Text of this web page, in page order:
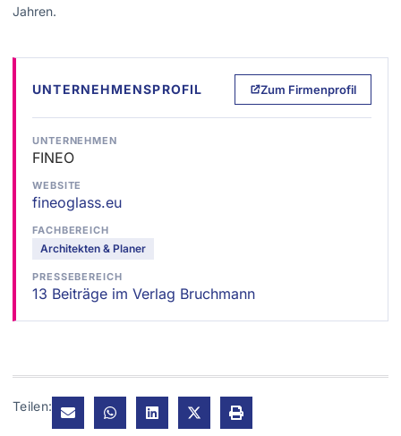
Jahren.
UNTERNEHMENSPROFIL Zum Firmenprofil
UNTERNEHMEN
FINEO
WEBSITE
fineoglass.eu
FACHBEREICH
Architekten & Planer
PRESSEBEREICH
13 Beiträge im Verlag Bruchmann
Teilen: